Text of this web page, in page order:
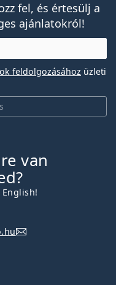
fel, és értesülj a
ajánlatokról!
feldolgozásához üzleti
van